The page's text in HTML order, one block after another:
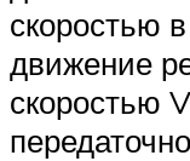
скоростью
движение
скоростью